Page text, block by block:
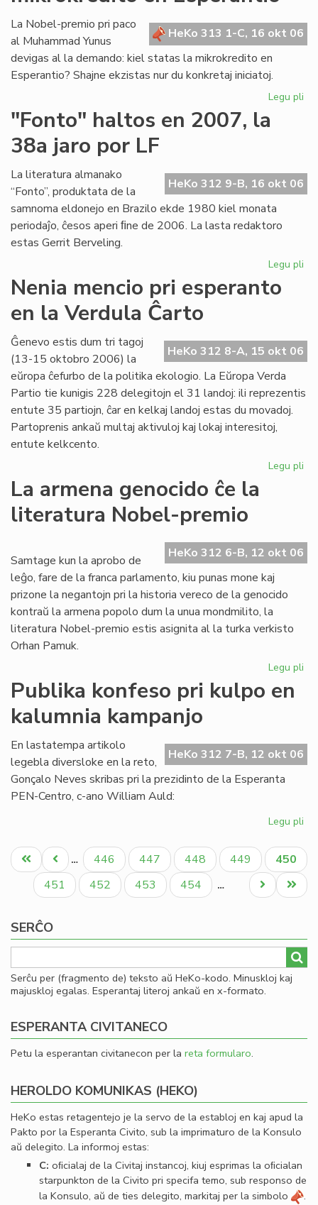
HeKo 313 1-C, 16 okt 06
La Nobel-premio pri paco
al Muhammad Yunus
devigas al la demando: kiel statas la mikrokredito en
Esperantio? Shajne ekzistas nur du konkretaj iniciatoj.
Legu pli
"Fonto" haltos en 2007, la
38a jaro por LF
HeKo 312 9-B, 16 okt 06
La literatura almanako
“Fonto”, produktata de la
samnoma eldonejo en Brazilo ekde 1980 kiel monata
periodaĵo, ĉesos aperi ﬁne de 2006. La lasta redaktoro
estas Gerrit Berveling.
Legu pli
la
LF
Nenia mencio pri esperanto
en la Verdula Ĉarto
HeKo 312 8-A, 15 okt 06
Ĝenevo estis dum tri tagoj
(13-15 oktobro 2006) la
eŭropa ĉefurbo de la politika ekologio. La Eŭropa Verda
Partio tie kunigis 228 delegitojn el 31 landoj: ili reprezentis
entute 35 partiojn, ĉar en kelkaj landoj estas du movadoj.
Partoprenis ankaŭ multaj aktivuloj kaj lokaj interesitoj,
entute kelkcento.
Legu pli
en
La armena genocido ĉe la
literatura Nobel-premio
HeKo 312 6-B, 12 okt 06
Samtage kun la aprobo de
leĝo, fare de la franca parlamento, kiu punas mone kaj
prizone la negantojn pri la historia vereco de la genocido
kontraŭ la armena popolo dum la unua mondmilito, la
literatura Nobel-premio estis asignita al la turka verkisto
Orhan Pamuk.
Legu pli
la
Publika konfeso pri kulpo en
kalumnia kampanjo
HeKo 312 7-B, 12 okt 06
En lastatempa artikolo
legebla diversloke en la reto,
Gonçalo Neves skribas pri la prezidinto de la Esperanta
PEN-Centro, c-ano William Auld:
Legu pli
pri
en
Pagination
Unua
paĝo
Antaŭa
paĝo
… Paĝo
446 Paĝo
447 Paĝo
448 Paĝo
449
Aktuala
paĝo
450
Paĝo
451 Paĝo
452 Paĝo
453 Paĝo
454 …
Last
page
Next
page
SERĈO
Serĉu per (fragmento de) teksto aŭ HeKo-kodo. Minuskloj kaj
majuskloj egalas. Esperantaj literoj ankaŭ en x-formato.
ESPERANTA CIVITANECO
Petu la esperantan civitanecon per la reta formularo.
HEROLDO KOMUNIKAS (HEKO)
HeKo estas retagentejo je la servo de la establoj en kaj apud la
Pakto por la Esperanta Civito, sub la imprimaturo de la Konsulo
aŭ delegito. La informoj estas:
C: oﬁcialaj de la Civitaj instancoj, kiuj esprimas la oﬁcialan
starpunkton de la Civito pri specifa temo, sub responso de
la Konsulo, aŭ de ties delegito, markitaj per la simbolo
.